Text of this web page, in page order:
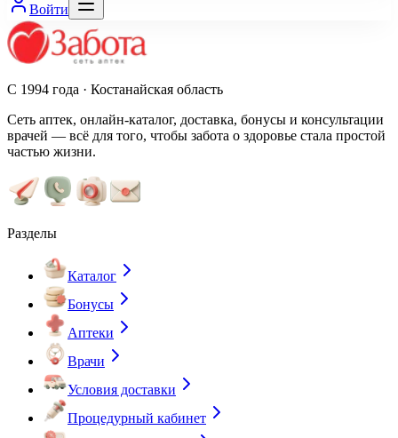
Войти
С 1994 года · Костанайская область
Сеть аптек, онлайн-каталог, доставка, бонусы и консультации
врачей — всё для того, чтобы забота о здоровье стала простой
частью жизни.
Разделы
Каталог
Бонусы
Аптеки
Врачи
Условия доставки
Процедурный кабинет